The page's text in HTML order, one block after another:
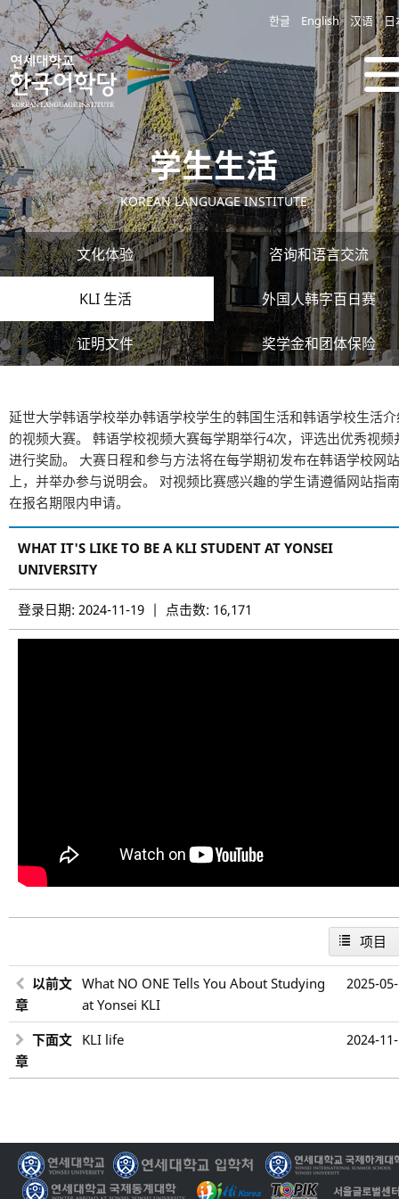
한글 English 汉语 日
学生生活
KOREAN LANGUAGE INSTITUTE
文化体验 咨询和语言交流
KLI 生活 外国人韩字百日赛
证明文件 奖学金和团体保险
延世大学韩语学校举办韩语学校学生的韩国生活和韩语学校生活
的视频大赛。 韩语学校视频大赛每学期举行4次，评选出优秀视频
进行奖励。 大赛日程和参与方法将在每学期初发布在韩语学校网站
上，并举办参与说明会。 对视频比赛感兴趣的学生请遵循网站指
在报名期限内申请。
WHAT IT'S LIKE TO BE A KLI STUDENT AT YONSEI
UNIVERSITY
登录日期: 2024-11-19 | 点击数: 16,171
项目
以前文
章
What NO ONE Tells You About Studying
at Yonsei KLI
2025-
下面文
章
KLI life 2024-